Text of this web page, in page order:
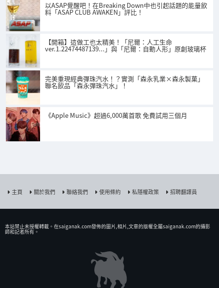
以ASAP覺醒吧！在Breaking Down中也引起話題的能量飲
料「ASAP CLUB AWAKEN」評比！
【開箱】這做工也太精美！「尼爾：人工生命
ver.1.22474487139...」與「尼爾：自動人形」原創玻璃杯
完美重現經典彈珠汽水！？實測「森永乳業×森永製菓」
聯名飲品「森永彈珠汽水」！
《Apple Music》超過6,000萬首歌 免費試用三個月
主頁 關於我們 聯絡我們 使用條約 私隱權政策 招聘翻譯員
本站禁止未授權𨍭載。在saiganak.com發佈的圖片,相片,文章的版權全屬saiganak.com的攝影
師和記者所有。